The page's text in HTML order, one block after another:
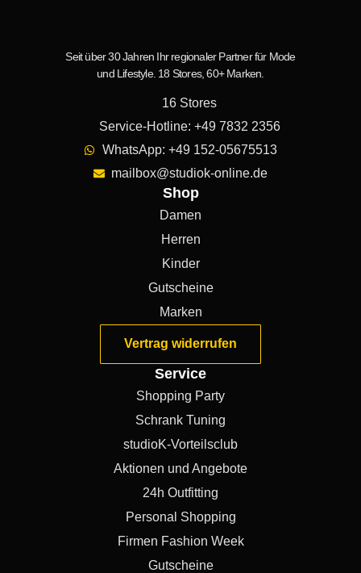
Seit über 30 Jahren Ihr regionaler Partner für Mode
und Lifestyle. 18 Stores, 60+ Marken.
16 Stores
Service-Hotline: +49 7832 2356
WhatsApp: +49 152-05675513
mailbox@studiok-online.de
Shop
Damen
Herren
Kinder
Gutscheine
Marken
Vertrag widerrufen
Service
Shopping Party
Schrank Tuning
studioK-Vorteilsclub
Aktionen und Angebote
24h Outfitting
Personal Shopping
Firmen Fashion Week
Gutscheine